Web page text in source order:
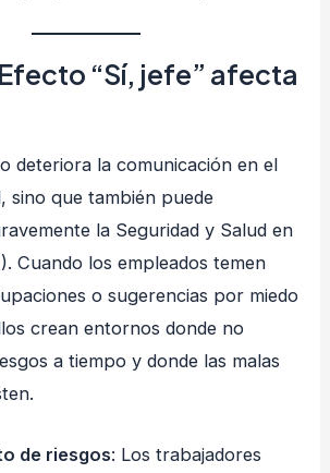
“Sí, jefe” afecta
deteriora la comunicación en el
sino que también puede
la Seguridad y Salud en
Cuando los empleados temen
o sugerencias por miedo
crean entornos donde no
a tiempo y donde las malas
de riesgos: Los trabajadores